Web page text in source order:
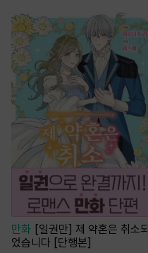
만화 [일권만] 제 약혼은 취소되
었습니다 [단행본]